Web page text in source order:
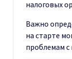
налоговых
Важно
на старте
проблемам с